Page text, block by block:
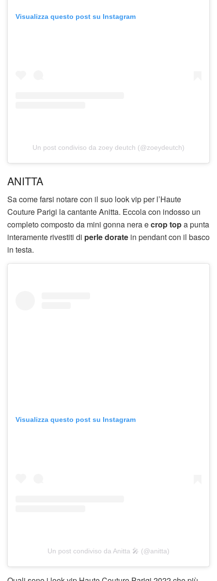
Visualizza questo post su Instagram
Un post condiviso da zoey deutch (@zoeydeutch)
ANITTA
Sa come farsi notare con il suo look vip per l’Haute
Couture Parigi la cantante Anitta. Eccola con indosso un
completo composto da mini gonna nera ecrop topa punta
interamente rivestiti di perle dorate in pendant con il basco
in testa.
Visualizza questo post su Instagram
Un post condiviso da Anitta 🎤 (@anitta)